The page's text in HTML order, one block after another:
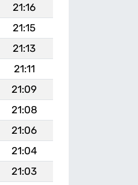
21:16
21:15
21:13
21:11
21:09
21:08
21:06
21:04
21:03